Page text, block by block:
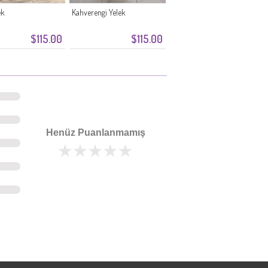
$115.00 $115.00
Kahverengi Yelek
Henüz Puanlanmamış